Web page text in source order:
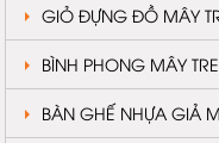
GIỎ ĐỰNG ĐỒ MÂY
BÌNH PHONG MÂY
BÀN GHẾ NHỰA GIẢ